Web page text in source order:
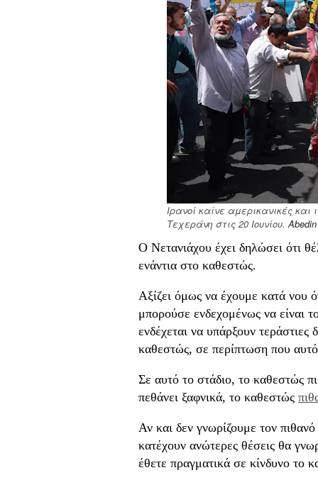
Ιρανοί καίνε αμερικανικές
Τεχεράνη στις 20 Ιουνίου.
Ο Νετανιάχου έχει δηλώσει ότι
ενάντια στο καθεστώς.
Αξίζει όμως να έχουμε κατά νου
μπορούσε ενδεχομένως να είναι
ενδέχεται να υπάρξουν τεράστιες
καθεστώς, σε περίπτωση που
Σε αυτό το στάδιο, το καθεστώς
πεθάνει ξαφνικά, το καθεστώς
Αν και δεν γνωρίζουμε τον
κατέχουν ανώτερες θέσεις θα
έθετε πραγματικά σε κίνδυνο το